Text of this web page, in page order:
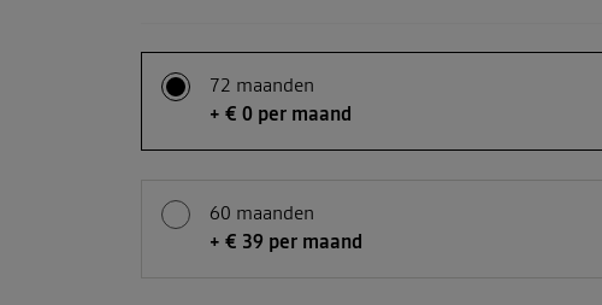
72 maanden
+ € 0 per maand
60 maanden
+ € 39 per maand